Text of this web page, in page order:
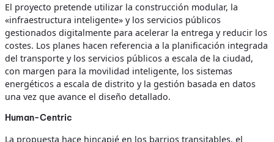
El proyecto pretende utilizar la construcción modular, la
«infraestructura inteligente» y los servicios públicos
gestionados digitalmente para acelerar la entrega y reducir los
costes. Los planes hacen referencia a la planificación integrada
del transporte y los servicios públicos a escala de la ciudad,
con margen para la movilidad inteligente, los sistemas
energéticos a escala de distrito y la gestión basada en datos
una vez que avance el diseño detallado.
Human-Centric
La propuesta hace hincapié en los barrios transitables, el